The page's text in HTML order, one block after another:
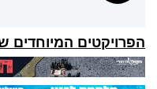
הפרויקטים